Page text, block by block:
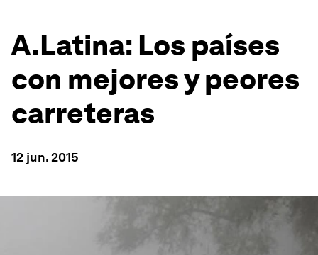
A.Latina: Los países
con mejores y peores
carreteras
12 jun. 2015